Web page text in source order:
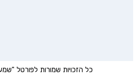
כל הזכויות שמורות לפורטל "שמענו"